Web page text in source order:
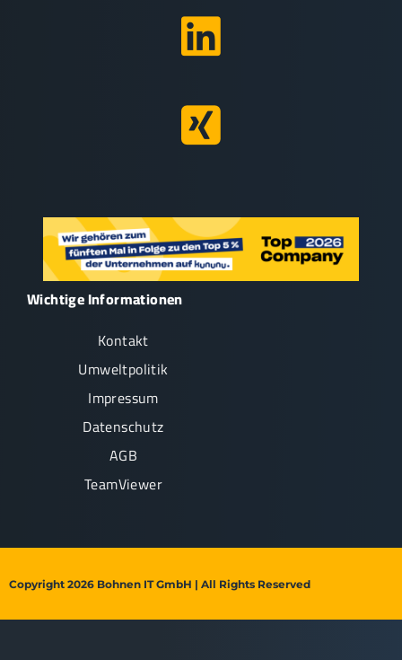
Wichtige Informationen
Kontakt
Umweltpolitik
Impressum
Datenschutz
AGB
TeamViewer
Copyright 2026 Bohnen IT GmbH | All Rights Reserved